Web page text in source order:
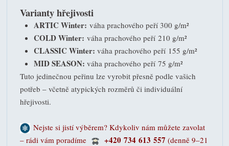
Varianty hřejivosti
ARTIC Winter: váha prachového peří 300 g/m²
COLD Winter: váha prachového peří 210 g/m²
CLASSIC Winter: váha prachového peří 155 g/m²
MID SEASON: váha prachového peří 75 g/m²
Tuto jedinečnou peřinu lze vyrobit přesně podle vašich
potřeb – včetně atypických rozměrů či individuální
hřejivosti.
Nejste si jistí výběrem? Kdykoliv nám můžete zavolat
– rádi vám poradíme
+420 734 613 557 (denně 9–21